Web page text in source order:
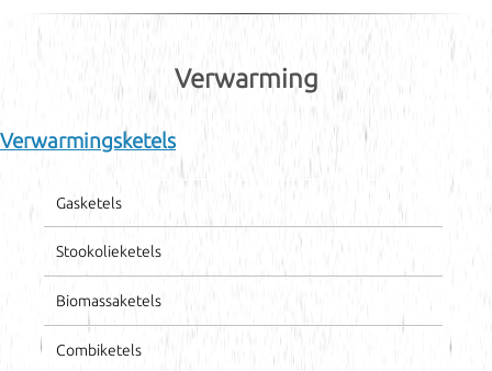
Verwarming
Verwarmingsketels
Gasketels
Stookolieketels
Biomassaketels
Combiketels